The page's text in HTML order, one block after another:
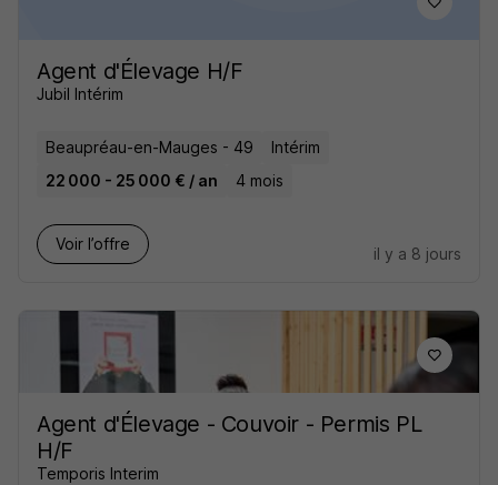
Agent d'Élevage H/F
Jubil Intérim
Beaupréau-en-Mauges - 49
Intérim
22 000 - 25 000 € / an
4 mois
Voir l’offre
il y a 8 jours
Agent d'Élevage - Couvoir - Permis PL
H/F
Temporis Interim